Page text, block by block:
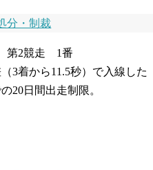
分・制裁
第2競走 1番
3着から11.5秒）で入線した
20日間出走制限。